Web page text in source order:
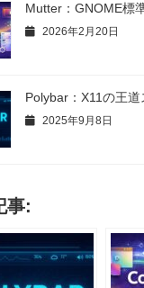
Mutter：GNOME標
2026年2月20日
Polybar：X11の王
2025年9月8日
事: